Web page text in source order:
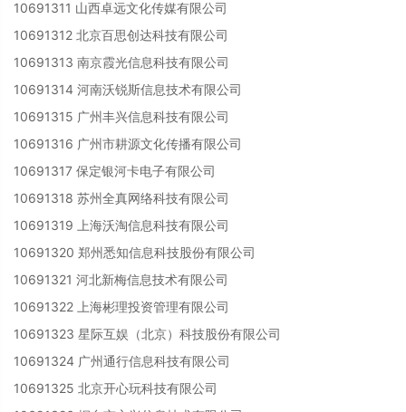
10691311 山西卓远文化传媒有限公司
10691312 北京百思创达科技有限公司
10691313 南京霞光信息科技有限公司
10691314 河南沃锐斯信息技术有限公司
10691315 广州丰兴信息科技有限公司
10691316 广州市耕源文化传播有限公司
10691317 保定银河卡电子有限公司
10691318 苏州全真网络科技有限公司
10691319 上海沃淘信息科技有限公司
10691320 郑州悉知信息科技股份有限公司
10691321 河北新梅信息技术有限公司
10691322 上海彬理投资管理有限公司
10691323 星际互娱（北京）科技股份有限公司
10691324 广州通行信息科技有限公司
10691325 北京开心玩科技有限公司